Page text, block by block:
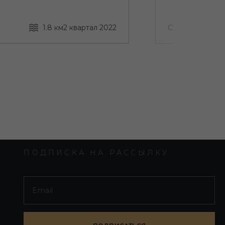
1.8 км2 квартал 2022 Строится
ПОДПИСКА НА РАССЫЛКУ